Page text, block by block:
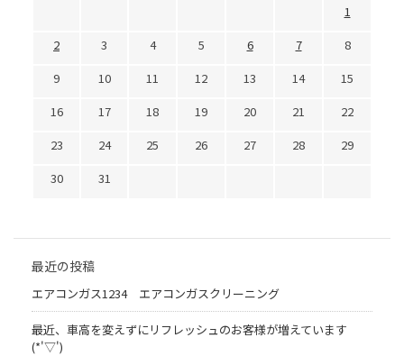
1
2
3 4 5 6 7
8
9
10 11 12 13 14
15
16
17 18 19 20 21
22
23
24 25 26 27 28
29
30
31
最近の投稿
エアコンガス1234 エアコンガスクリーニング
最近、車高を変えずにリフレッシュのお客様が増えています
(*'▽')